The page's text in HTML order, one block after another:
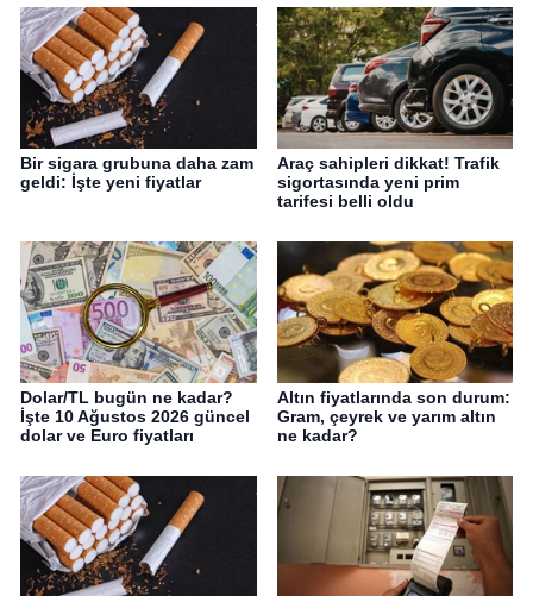
Bir sigara grubuna daha zam
geldi: İşte yeni fiyatlar
Araç sahipleri dikkat! Trafik
sigortasında yeni prim
tarifesi belli oldu
Dolar/TL bugün ne kadar?
İşte 10 Ağustos 2026 güncel
dolar ve Euro fiyatları
Altın fiyatlarında son durum:
Gram, çeyrek ve yarım altın
ne kadar?